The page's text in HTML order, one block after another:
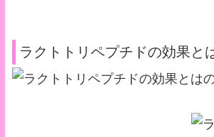
ラクトトリペプチドの効果と